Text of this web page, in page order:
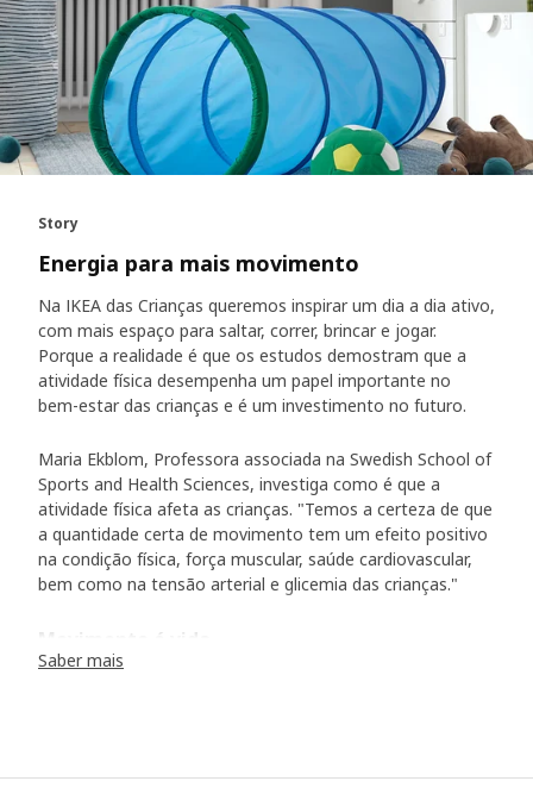
Story
Energia para mais movimento
Na IKEA das Crianças queremos inspirar um dia a dia ativo,
com mais espaço para saltar, correr, brincar e jogar.
Porque a realidade é que os estudos demostram que a
atividade física desempenha um papel importante no
bem-estar das crianças e é um investimento no futuro.
Maria Ekblom, Professora associada na Swedish School of
Sports and Health Sciences, investiga como é que a
atividade física afeta as crianças. "Temos a certeza de que
a quantidade certa de movimento tem um efeito positivo
na condição física, força muscular, saúde cardiovascular,
bem como na tensão arterial e glicemia das crianças."
Movimento é vida
"Os estudos demonstraram que o movimento aumenta o
hábitos e saúde mais tarde. Qual é então a quantidade
Saber mais